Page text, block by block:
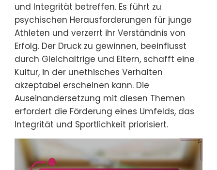
und Integrität betreffen. Es führt zu
psychischen Herausforderungen für junge
Athleten und verzerrt ihr Verständnis von
Erfolg. Der Druck zu gewinnen, beeinflusst
durch Gleichaltrige und Eltern, schafft eine
Kultur, in der unethisches Verhalten
akzeptabel erscheinen kann. Die
Auseinandersetzung mit diesen Themen
erfordert die Förderung eines Umfelds, das
Integrität und Sportlichkeit priorisiert.